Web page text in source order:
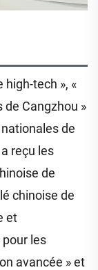
high-tech », «
Cangzhou »
de
reçu les
de
chinoise de
et
les
avancée » et